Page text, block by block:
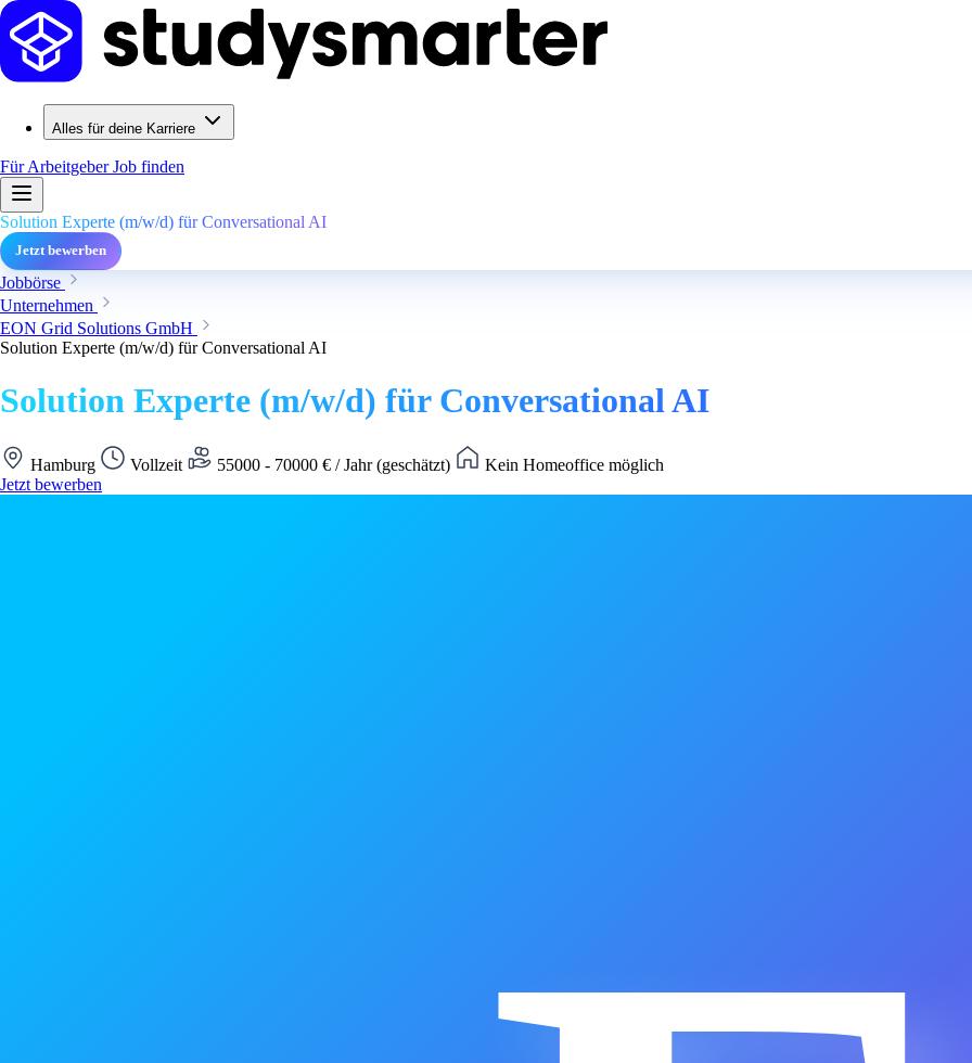
Alles für deine Karriere
Für ArbeitgeberJob finden
Solution Experte (m/w/d) für Conversational AI
Jetzt bewerben
Jobbörse
Unternehmen
EON Grid Solutions GmbH
Solution Experte (m/w/d) für Conversational AI
Solution Experte (m/w/d) für Conversational AI
Hamburg Vollzeit 55000 - 70000 € / Jahr (geschätzt)
Kein Homeoffice möglich
Jetzt bewerben